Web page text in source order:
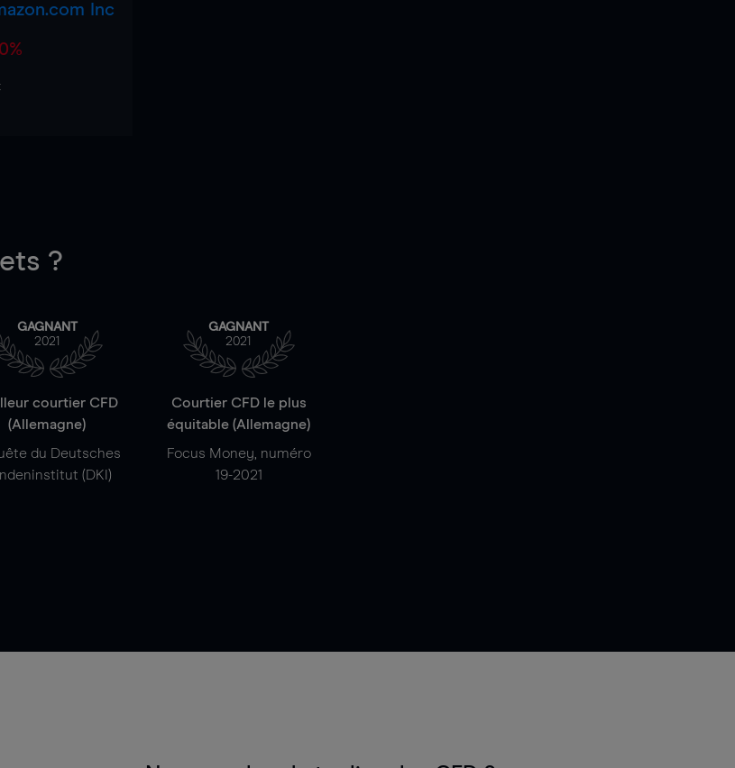
Inc
0%
?
GAGNANT
2021
courtier CFD
(Allemagne)
du Deutsches
(DKI)
GAGNANT
2021
Courtier CFD le plus
équitable (Allemagne)
Focus Money, numéro
19-2021